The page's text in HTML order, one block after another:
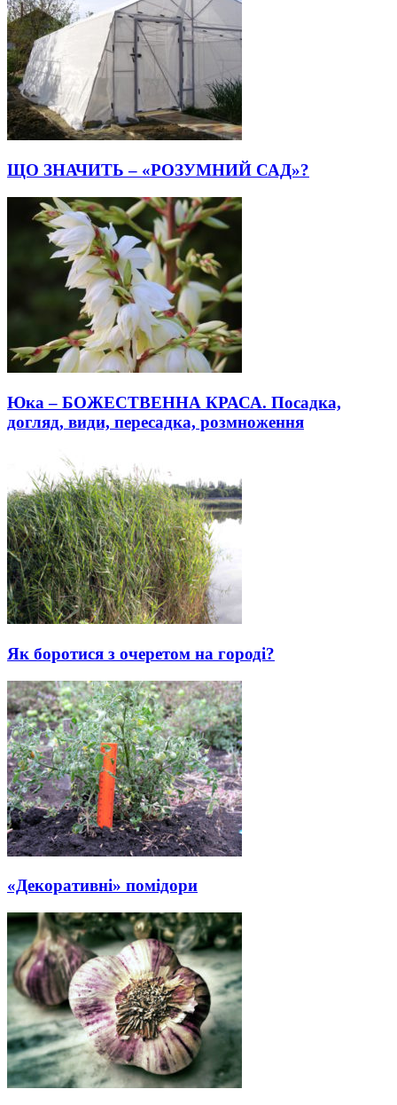
ЩО ЗНАЧИТЬ – «РОЗУМНИЙ САД»?
Юка – БОЖЕСТВЕННА КРАСА. Посадка,
догляд, види, пересадка, розмноження
Як боротися з очеретом на городі?
«Декоративні» помідори